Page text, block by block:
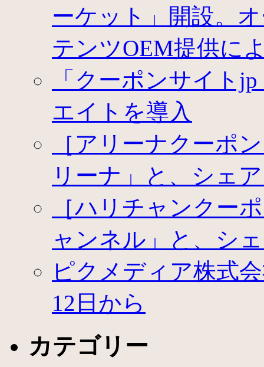
ーケット」開設。
テンツOEM提供に
「クーポンサイト
エイトを導入
［アリーナクーポ
リーナ」と、シェ
［ハリチャンクー
ャンネル」と、シ
ピクメディア株式
12日から
カテゴリー